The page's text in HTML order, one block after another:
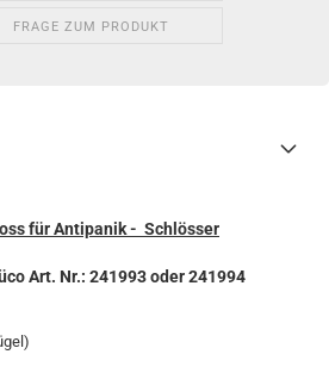
FRAGE ZUM PRODUKT
für Antipanik - Schlösser
Art. Nr.: 241993 oder 241994